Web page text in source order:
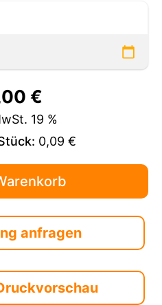
€
19 %
0,09 €
anfragen